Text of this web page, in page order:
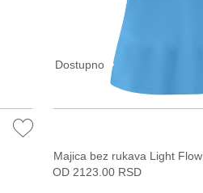
Dostupno
Majica bez rukava Light Flow
OD 2123.00 RSD